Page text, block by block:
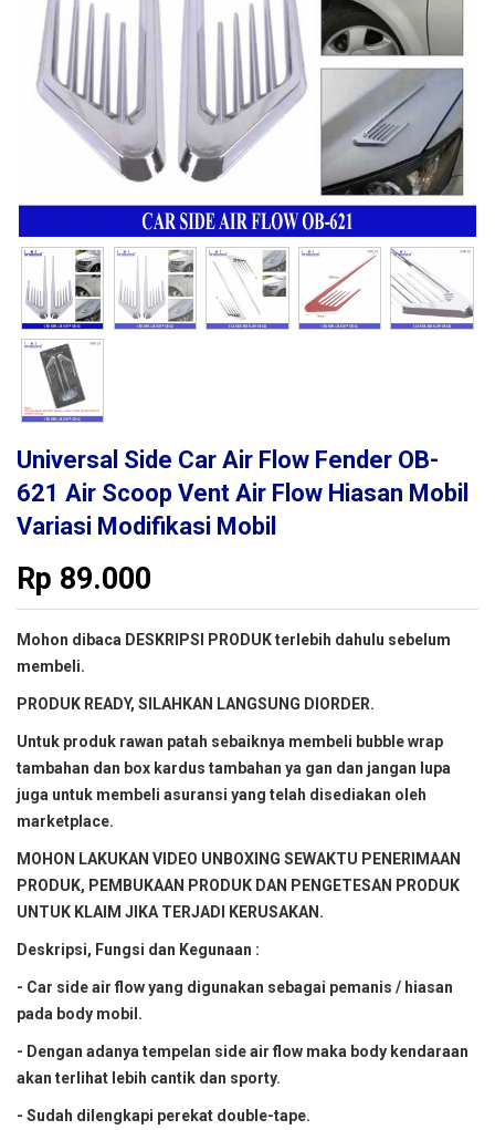
Universal Side Car Air Flow Fender OB-
621 Air Scoop Vent Air Flow Hiasan Mobil
Variasi Modifikasi Mobil
Rp 89.000
Mohon dibaca DESKRIPSI PRODUK terlebih dahulu sebelum
membeli.
PRODUK READY, SILAHKAN LANGSUNG DIORDER.
Untuk produk rawan patah sebaiknya membeli bubble wrap
tambahan dan box kardus tambahan ya gan dan jangan lupa
juga untuk membeli asuransi yang telah disediakan oleh
marketplace.
MOHON LAKUKAN VIDEO UNBOXING SEWAKTU PENERIMAAN
PRODUK, PEMBUKAAN PRODUK DAN PENGETESAN PRODUK
UNTUK KLAIM JIKA TERJADI KERUSAKAN.
Deskripsi, Fungsi dan Kegunaan :
- Car side air flow yang digunakan sebagai pemanis / hiasan
pada body mobil.
- Dengan adanya tempelan side air flow maka body kendaraan
akan terlihat lebih cantik dan sporty.
- Sudah dilengkapi perekat double-tape.